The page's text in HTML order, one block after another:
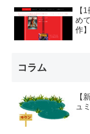
【
め
作】
コラム
【
ュ